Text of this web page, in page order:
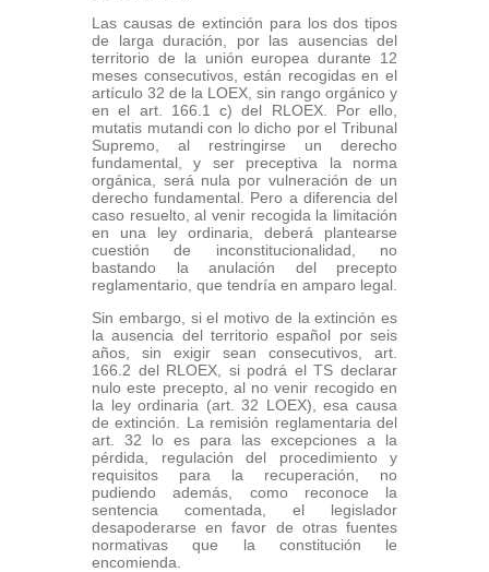
Las causas de extinción para los dos tipos
de larga duración, por las ausencias del
territorio de la unión europea durante 12
meses consecutivos, están recogidas en el
artículo 32 de la LOEX, sin rango orgánico y
en el art. 166.1 c) del RLOEX. Por ello,
mutatis mutandi con lo dicho por el Tribunal
Supremo, al restringirse un derecho
fundamental, y ser preceptiva la norma
orgánica, será nula por vulneración de un
derecho fundamental. Pero a diferencia del
caso resuelto, al venir recogida la limitación
en una ley ordinaria, deberá plantearse
cuestión de inconstitucionalidad, no
bastando la anulación del precepto
reglamentario, que tendría en amparo legal.
Sin embargo, si el motivo de la extinción es
la ausencia del territorio español por seis
años, sin exigir sean consecutivos, art.
166.2 del RLOEX, si podrá el TS declarar
nulo este precepto, al no venir recogido en
la ley ordinaria (art. 32 LOEX), esa causa
de extinción. La remisión reglamentaria del
art. 32 lo es para las excepciones a la
pérdida, regulación del procedimiento y
requisitos para la recuperación, no
pudiendo además, como reconoce la
sentencia comentada, el legislador
desapoderarse en favor de otras fuentes
normativas que la constitución le
encomienda.